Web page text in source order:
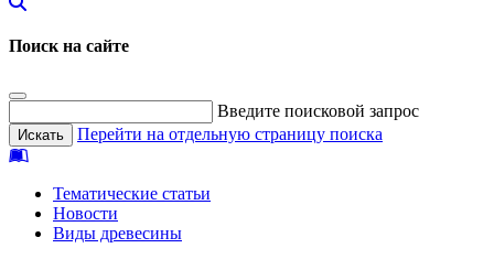
Поиск на сайте
Введите поисковой запрос
Перейти на отдельную страницу поиска
Тематические статьи
Новости
Виды древесины